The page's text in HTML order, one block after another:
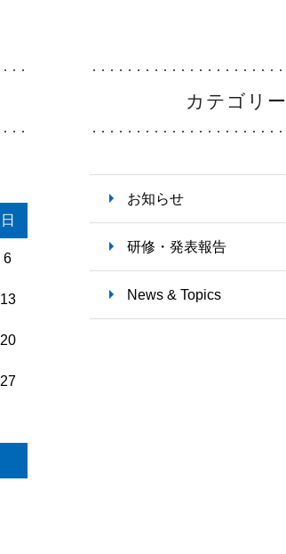
看護部の取り組み
日
6
13
20
27
カテゴリー
お知らせ
研修・発表報告
News & Topics